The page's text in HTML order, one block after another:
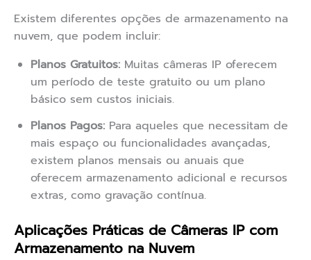
Existem diferentes opções de armazenamento na
nuvem, que podem incluir:
Planos Gratuitos: Muitas câmeras IP oferecem
um período de teste gratuito ou um plano
básico sem custos iniciais.
Planos Pagos: Para aqueles que necessitam de
mais espaço ou funcionalidades avançadas,
existem planos mensais ou anuais que
oferecem armazenamento adicional e recursos
extras, como gravação contínua.
Aplicações Práticas de Câmeras IP com
Armazenamento na Nuvem